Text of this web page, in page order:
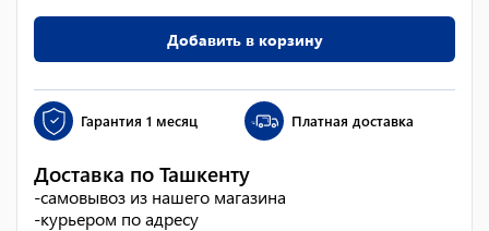
Добавить в корзину
Гарантия 1 месяц Платная доставка
Доставка по Ташкенту
-самовывоз из нашего магазина
-курьером по адресу